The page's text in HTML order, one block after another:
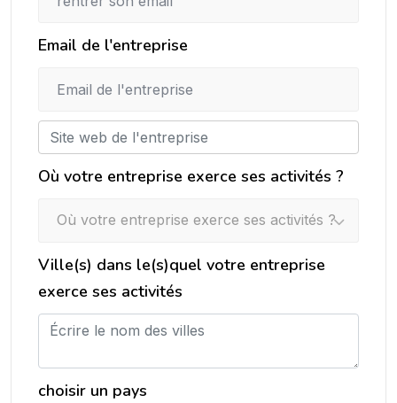
Email de l'entreprise
Où votre entreprise exerce ses activités ?
Où votre entreprise exerce ses activités ?
Ville(s) dans le(s)quel votre entreprise
exerce ses activités
choisir un pays